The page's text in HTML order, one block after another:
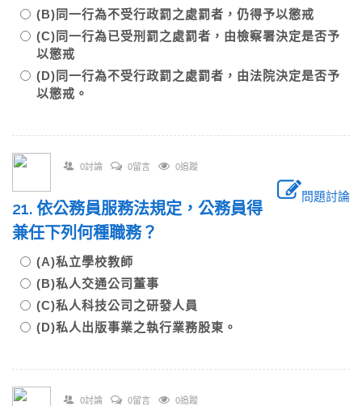
(B)同一行為不受行政罰之處罰者，仍得予以懲戒
(C)同一行為已受刑罰之處罰者，由檢察署決定是否予
以懲戒
(D)同一行為不受行政罰之處罰者，由法院決定是否予
以懲戒。
0討論 0留言 0追蹤
問題討論
21. 依公務員服務法規定，公務員得
兼任下列何種職務？
(A)私立學校教師
(B)私人交通公司董事
(C)私人科技公司之研發人員
(D)私人出版事業之執行業務股東。
0討論 0留言 0追蹤